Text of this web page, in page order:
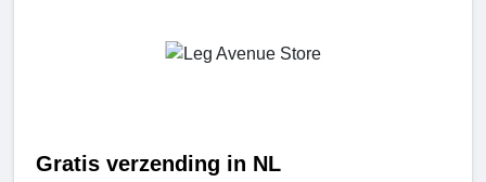
Gratis verzending in NL